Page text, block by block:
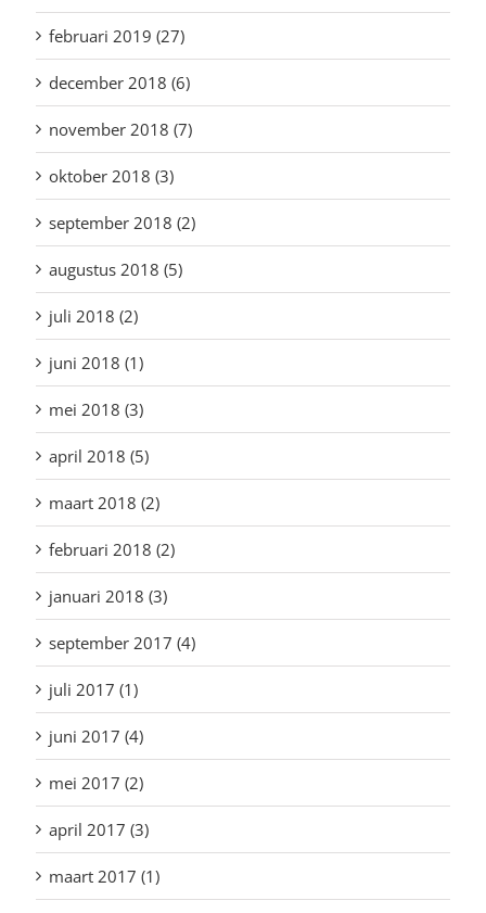
februari 2019 (27)
december 2018 (6)
november 2018 (7)
oktober 2018 (3)
september 2018 (2)
augustus 2018 (5)
juli 2018 (2)
juni 2018 (1)
mei 2018 (3)
april 2018 (5)
maart 2018 (2)
februari 2018 (2)
januari 2018 (3)
september 2017 (4)
juli 2017 (1)
juni 2017 (4)
mei 2017 (2)
april 2017 (3)
maart 2017 (1)